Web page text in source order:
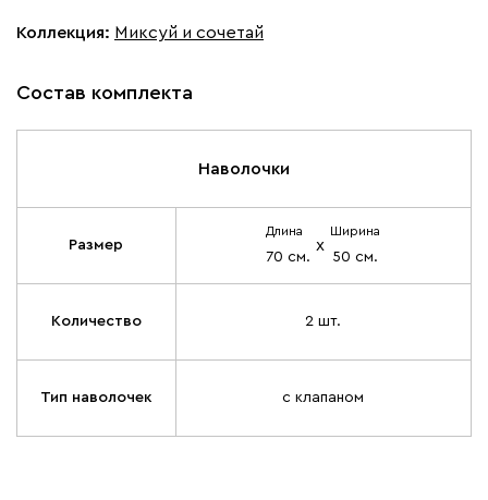
Коллекция: Миксуй и сочетай
Состав комплекта
Наволочки
Размер
Длина
70 см.
х
Ширина
50 см.
Количество 2 шт.
Тип наволочек с клапаном